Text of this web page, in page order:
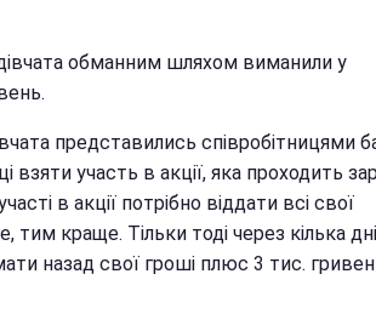
обманним шляхом виманили у
представились співробітницями
взяти участь в акції, яка проходить
в акції потрібно віддати всі свої
тим краще. Тільки тоді через кілька
назад свої гроші плюс 3 тис.